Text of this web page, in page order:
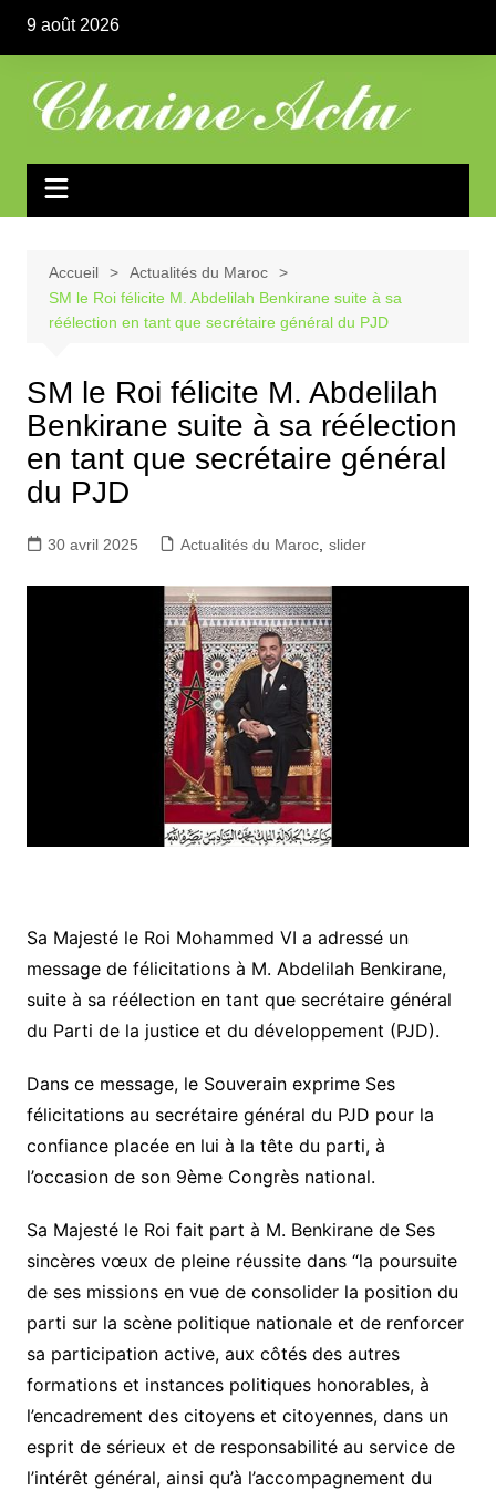
contenu
9 août 2026
Accueil
Actualités du Maroc
SM le Roi félicite M. Abdelilah Benkirane suite à sa
réélection en tant que secrétaire général du PJD
SM le Roi félicite M. Abdelilah
Benkirane suite à sa réélection
en tant que secrétaire général
du PJD
30 avril 2025 Actualités du Maroc, slider
Sa Majesté le Roi Mohammed VI a adressé un
message de félicitations à M. Abdelilah Benkirane,
suite à sa réélection en tant que secrétaire général
du Parti de la justice et du développement (PJD).
Dans ce message, le Souverain exprime Ses
félicitations au secrétaire général du PJD pour la
confiance placée en lui à la tête du parti, à
l’occasion de son 9ème Congrès national.
Sa Majesté le Roi fait part à M. Benkirane de Ses
sincères vœux de pleine réussite dans “la poursuite
de ses missions en vue de consolider la position du
parti sur la scène politique nationale et de renforcer
sa participation active, aux côtés des autres
formations et instances politiques honorables, à
l’encadrement des citoyens et citoyennes, dans un
esprit de sérieux et de responsabilité au service de
l’intérêt général, ainsi qu’à l’accompagnement du